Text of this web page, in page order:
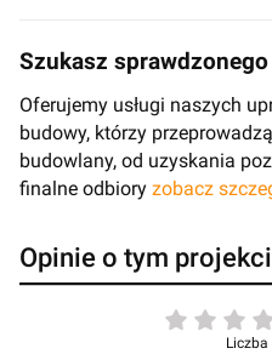
Szukasz
Oferujemy usługi naszych
budowy, którzy
budowlany, od uzyskania
finalne odbiory zobacz
Opinie o tym
Liczba